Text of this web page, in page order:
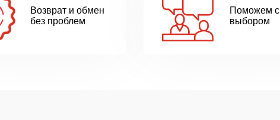
Возврат и обмен
без проблем
Поможем с
выбором